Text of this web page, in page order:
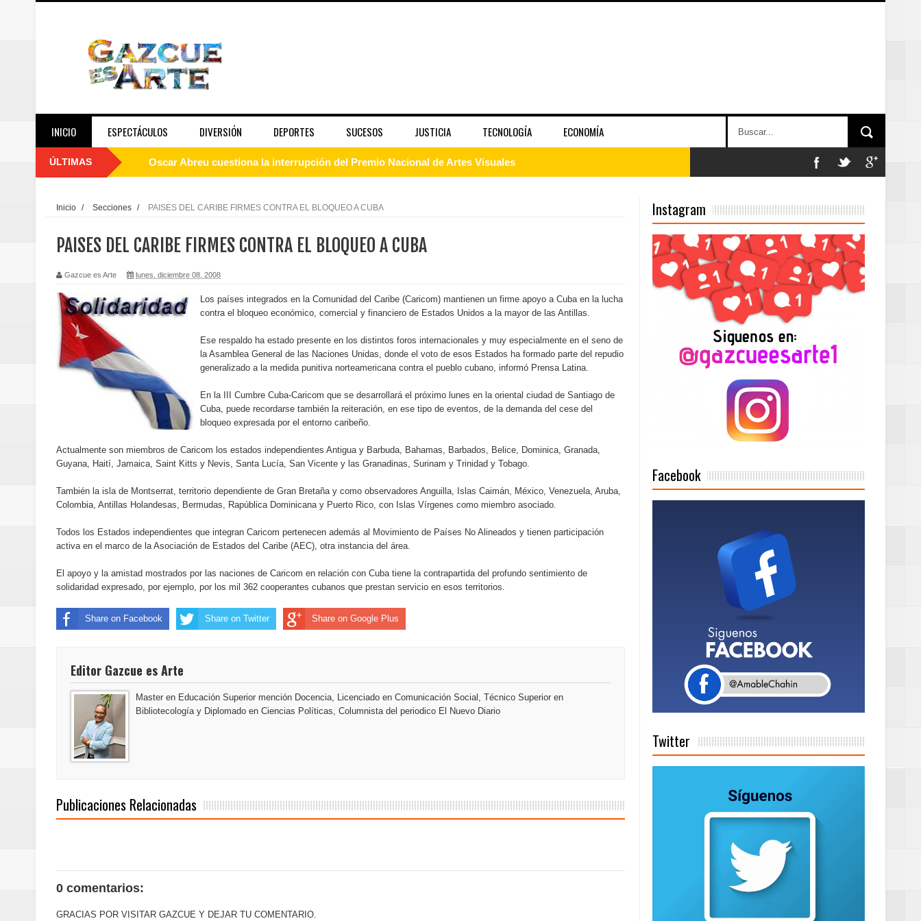
INICIO ESPECTÁCULOS DIVERSIÓN DEPORTES SUCESOS JUSTICIA TECNOLOGÍA ECONOMÍA
ÚLTIMAS Oscar Abreu cuestiona la interrupción del Premio Nacional de Artes Visuales
Pavel Núñez y su Bipolarband deslumbran con una noche de fusiones e invitados de lujo en el Hard Rock Café
Banreservas y Banco Popular abordan retos y oportunidades del sistema financiero nacional
“Los Rechazados 2” llega a los cines impulsada por la franquicia dominicana más taquillera del 2025
Designan a Angelina Biviana Riveiro como vicepresidenta ejecutiva de Fiduciaria Reservas
Humano Seguros inaugura nueva localidad de Oficina Regional Este en La Romana
Banreservas destina RD$5,000 millones para emprendedoras en la segunda edición del Summit Mujer Pymes
Sexappeal celebra 25 años de trayectoria artística con nuevo álbum, renovación de su equipo y conciertos
Maridalia Hernández y El Canario se unen al regreso de Pavel Núñez y su “Bipolarband” a Hard Rock Café Santo
Domingo
Doctor Leonardo Aguilera afirma que Banreservas seguirá impulsando la seguridad alimentaria tras salida de RD
Banreservas y sus filiales realizan en Santiago el segundo Foro del Ahorro y la Inversión “Reserva tu Capital”
Banreservas inaugura oficina en el Centro de Retención de Vehículos de Pedro Brand
Antisoborno certificado
Humano Seguros transforma la emisión de pólizas con Inteligencia Artificial y reduce el proceso de días a
la batuta del maestro José Antonio Molina
Euromoney reconoce a Banreservas como Mejor Banco del Caribe y le otorga cinco premios adicionales
Inicio / Secciones / PAISES DEL CARIBE FIRMES CONTRA EL BLOQUEO A CUBA
PAISES DEL CARIBE FIRMES CONTRA EL BLOQUEO A CUBA
Gazcue es Arte lunes, diciembre 08, 2008
Los países integrados en la Comunidad del Caribe (Caricom) mantienen un firme apoyo a Cuba en la lucha
contra el bloqueo económico, comercial y financiero de Estados Unidos a la mayor de las Antillas.
Ese respaldo ha estado presente en los distintos foros internacionales y muy especialmente en el seno de
la Asamblea General de las Naciones Unidas, donde el voto de esos Estados ha formado parte del repudio
generalizado a la medida punitiva norteamericana contra el pueblo cubano, informó Prensa Latina.
En la III Cumbre Cuba-Caricom que se desarrollará el próximo lunes en la oriental ciudad de Santiago de
Cuba, puede recordarse también la reiteración, en ese tipo de eventos, de la demanda del cese del
bloqueo expresada por el entorno caribeño.
Actualmente son miembros de Caricom los estados independientes Antigua y Barbuda, Bahamas, Barbados, Belice, Dominica, Granada,
Guyana, Haití, Jamaica, Saint Kitts y Nevis, Santa Lucía, San Vicente y las Granadinas, Surinam y Trinidad y Tobago.
También la isla de Montserrat, territorio dependiente de Gran Bretaña y como observadores Anguilla, Islas Caimán, México, Venezuela, Aruba,
Colombia, Antillas Holandesas, Bermudas, Rapública Dominicana y Puerto Rico, con Islas Vírgenes como miembro asociado.
Todos los Estados independientes que integran Caricom pertenecen además al Movimiento de Países No Alineados y tienen participación
activa en el marco de la Asociación de Estados del Caribe (AEC), otra instancia del área.
El apoyo y la amistad mostrados por las naciones de Caricom en relación con Cuba tiene la contrapartida del profundo sentimiento de
solidaridad expresado, por ejemplo, por los mil 362 cooperantes cubanos que prestan servicio en esos territorios.
Share on Facebook Share on Twitter Share on Google Plus
Editor Gazcue es Arte
Master en Educación Superior mención Docencia, Licenciado en Comunicación Social, Técnico Superior en
Bibliotecología y Diplomado en Ciencias Políticas, Columnista del periodico El Nuevo Diario
Publicaciones Relacionadas
0 comentarios:
GRACIAS POR VISITAR GAZCUE Y DEJAR TU COMENTARIO.
Instagram
Facebook
Twitter